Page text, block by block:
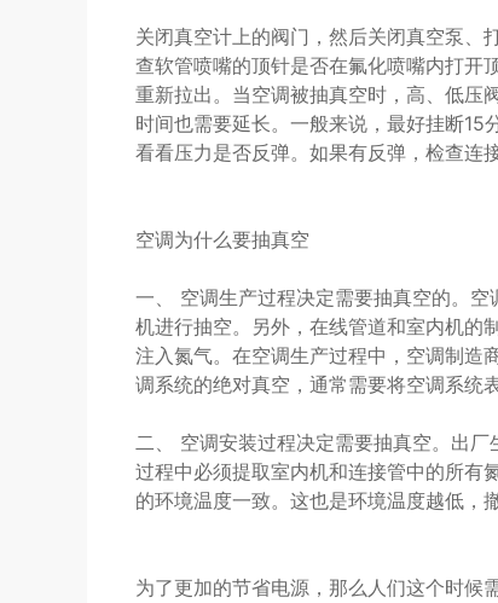
关闭真空计上的阀门，然后关闭真空泵、
查软管喷嘴的顶针是否在氟化喷嘴内打开
重新拉出。当空调被抽真空时，高、低压
时间也需要延长。一般来说，最好挂断
看看压力是否反弹。如果有反弹，检查连
空调为什么要抽真空
一、 空调生产过程决定需要抽真空的。
机进行抽空。另外，在线管道和室内机的
注入氮气。在空调生产过程中，空调制造
调系统的绝对真空，通常需要将空调系统
二、 空调安装过程决定需要抽真空。出
过程中必须提取室内机和连接管中的所有
的环境温度一致。这也是环境温度越低，
为了更加的节省电源，那么人们这个时候